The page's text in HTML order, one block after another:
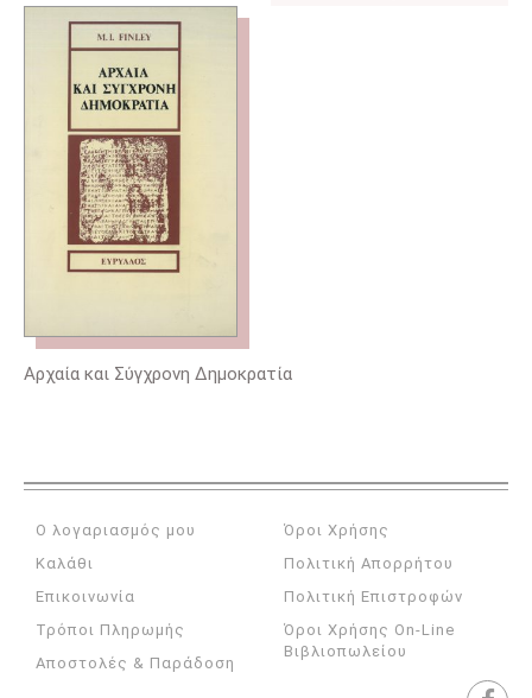
Αρχαία και Σύγχρονη Δημοκρατία
Ο λογαριασμός μου
Καλάθι
Επικοινωνία
Τρόποι Πληρωμής
Αποστολές & Παράδοση
Όροι Χρήσης
Πολιτική Απορρήτου
Πολιτική Επιστροφών
Όροι Χρήσης On-Line
Βιβλιοπωλείου